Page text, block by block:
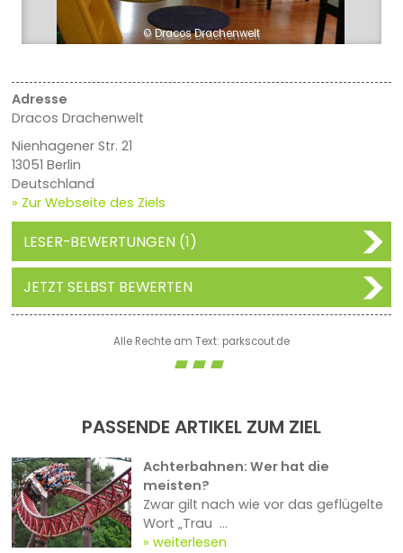
© Dracos Drachenwelt
Adresse
Dracos Drachenwelt
Nienhagener Str. 21
13051 Berlin
Deutschland
» Zur Webseite des Ziels
LESER-BEWERTUNGEN (1)
JETZT SELBST BEWERTEN
Alle Rechte am Text: parkscout.de
PASSENDE ARTIKEL ZUM ZIEL
Achterbahnen: Wer hat die
meisten?
Zwar gilt nach wie vor das geflügelte
Wort „Trau ...
weiterlesen